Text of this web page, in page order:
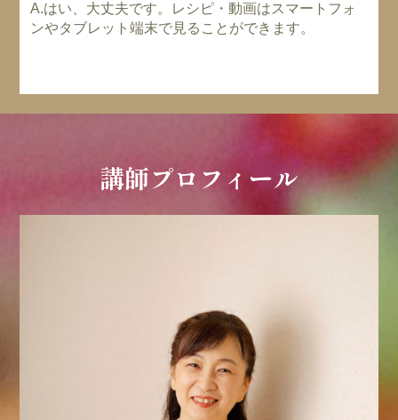
A.はい、大丈夫です。レシピ・動画はスマートフォ
ンやタブレット端末で見ることができます。
講師プロフィール